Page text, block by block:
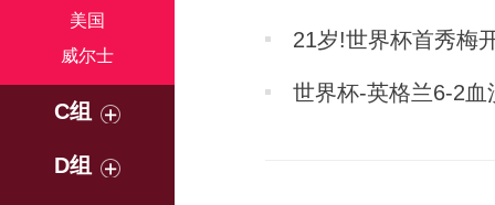
美国
威尔士
C组
D组
21岁!世界杯首秀梅
世界杯-英格兰6-2